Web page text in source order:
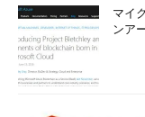
マイ
ンア